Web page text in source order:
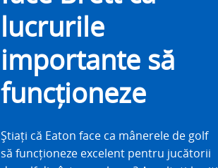
lucrurile
importante să
funcționeze
Știați că Eaton face ca mânerele de golf
să funcționeze excelent pentru jucătorii